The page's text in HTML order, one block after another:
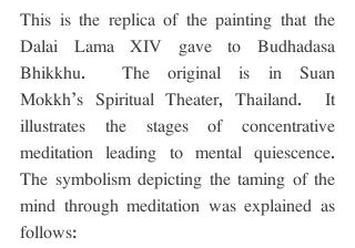
This is the replica of the painting that the
Dalai Lama XIV gave to Budhadasa
Bhikkhu.  The original is in Suan
Mokkh’s Spiritual Theater, Thailand.  It
illustrates the stages of concentrative
meditation leading to mental quiescence.
The symbolism depicting the taming of the
mind through meditation was explained as
follows: